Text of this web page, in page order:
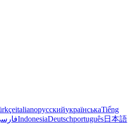
italianoрусскийукраїнськаTiếng
IndonesiaDeutschportuguês日本語